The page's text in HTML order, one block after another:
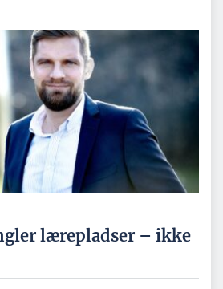
lærepladser – ikke